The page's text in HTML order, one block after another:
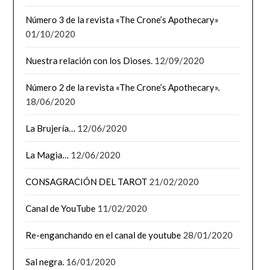
Número 3 de la revista «The Crone’s Apothecary»
01/10/2020
Nuestra relación con los Dioses. 12/09/2020
Número 2 de la revista «The Crone’s Apothecary».
18/06/2020
La Brujería… 12/06/2020
La Magia… 12/06/2020
CONSAGRACIÓN DEL TAROT 21/02/2020
Canal de YouTube 11/02/2020
Re-enganchando en el canal de youtube 28/01/2020
Sal negra. 16/01/2020